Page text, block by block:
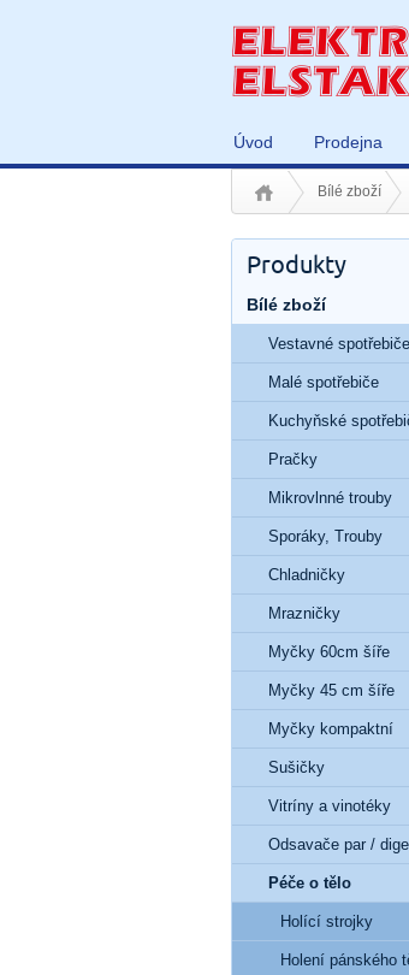
Úvod Prodejna
Bílé zboží
Produkty
Bílé zboží
Vestavné spotřebiče
Malé spotřebiče
Kuchyňské
Pračky
Mikrovlnné trouby
Sporáky, Trouby
Chladničky
Mrazničky
Myčky 60cm šíře
Myčky 45 cm šíře
Myčky kompaktní
Sušičky
Vitríny a vinotéky
Odsavače par /
Péče o tělo
Holící strojky
Holení pánského